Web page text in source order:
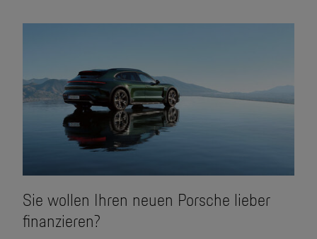
Sie wollen Ihren neuen Porsche lieber
finanzieren?